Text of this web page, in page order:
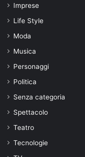
Imprese
Life Style
Moda
Musica
Personaggi
Politica
Senza categoria
Spettacolo
Teatro
Tecnologie